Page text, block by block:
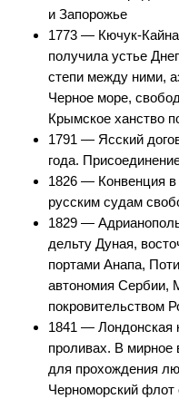
и Запорожье
1773 — Кючук-
получила устье
степи между ними,
Черное море,
Крымское ханство
1791 — Ясский
года.
1826 — Конвенция
русским судам
1829 —
дельту Дуная,
портами Анапа,
автономия Сербии,
покровительством
1841 — Лондонская
проливах. В
для прохождения
Черноморский флот